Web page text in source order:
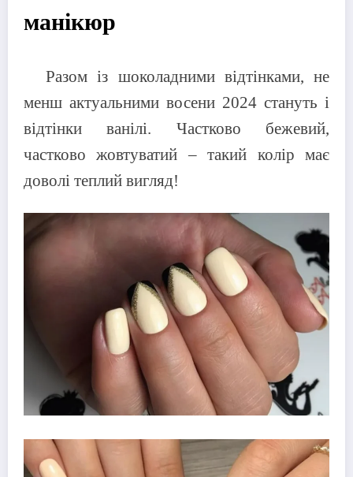
манікюр
Разом із шоколадними відтінками, не
менш актуальними восени 2024 стануть і
відтінки ванілі. Частково бежевий,
частково жовтуватий – такий колір має
доволі теплий вигляд!